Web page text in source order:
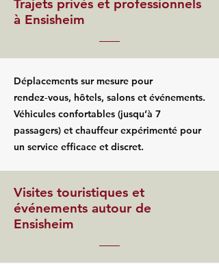
Trajets privés et professionnels
à Ensisheim
Déplacements sur mesure pour
rendez‑vous, hôtels, salons et événements.
Véhicules confortables (jusqu’à 7
passagers) et chauffeur expérimenté pour
un service efficace et discret.
Visites touristiques et
événements autour de
Ensisheim